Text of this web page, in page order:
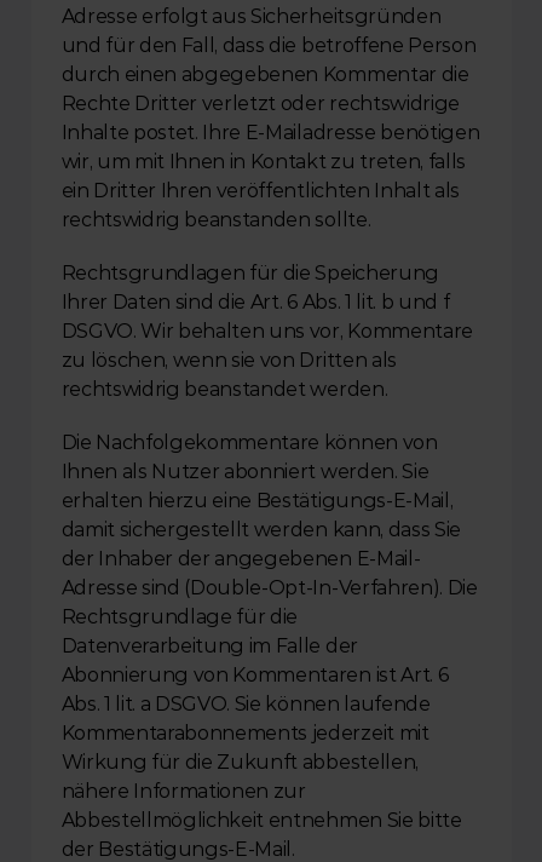
Adresse erfolgt aus Sicherheitsgründen
und für den Fall, dass die betroffene Person
durch einen abgegebenen Kommentar die
Rechte Dritter verletzt oder rechtswidrige
Inhalte postet. Ihre E-Mailadresse benötigen
wir, um mit Ihnen in Kontakt zu treten, falls
ein Dritter Ihren veröffentlichten Inhalt als
rechtswidrig beanstanden sollte.
Rechtsgrundlagen für die Speicherung
Ihrer Daten sind die Art. 6 Abs. 1 lit. b und f
DSGVO. Wir behalten uns vor, Kommentare
zu löschen, wenn sie von Dritten als
rechtswidrig beanstandet werden.
Die Nachfolgekommentare können von
Ihnen als Nutzer abonniert werden. Sie
erhalten hierzu eine Bestätigungs-E-Mail,
damit sichergestellt werden kann, dass Sie
der Inhaber der angegebenen E-Mail-
Adresse sind (Double-Opt-In-Verfahren). Die
Rechtsgrundlage für die
Datenverarbeitung im Falle der
Abonnierung von Kommentaren ist Art. 6
Abs. 1 lit. a DSGVO. Sie können laufende
Kommentarabonnements jederzeit mit
Wirkung für die Zukunft abbestellen,
nähere Informationen zur
Abbestellmöglichkeit entnehmen Sie bitte
der Bestätigungs-E-Mail.